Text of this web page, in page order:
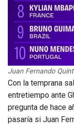
Juan Fernando
Con la temprana
entretiempo ante
pregunta de hace
pasaría si Juan